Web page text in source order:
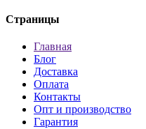
Страницы
Главная
Блог
Доставка
Оплата
Контакты
Опт и производство
Гарантия